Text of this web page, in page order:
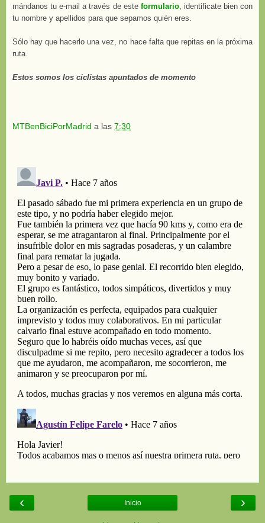
mándanos tu e-mail a través de este formulario, identificate bien con
tu nombre y apellidos para que sepamos quién eres.
Sólo hay que hacerlo una vez, no hace falta que repitas en la próxima
ruta.
Estos somos los ciclistas apuntados de momento
MTBenBiciPorMadrid a las 7:30
‹ ›
Inicio